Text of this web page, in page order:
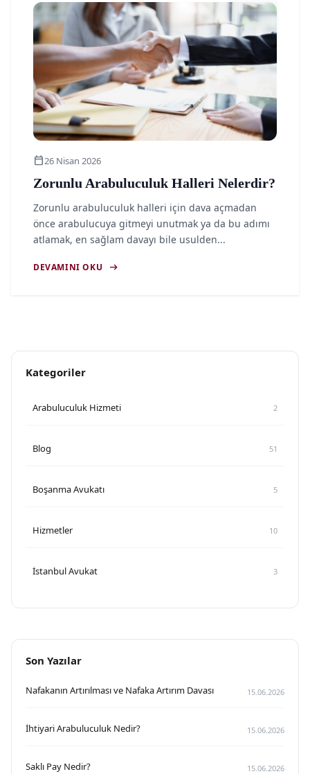
article
calendar_today26 Nisan 2026
Zorunlu Arabuluculuk Halleri Nelerdir?
Zorunlu arabuluculuk halleri için dava açmadan
önce arabulucuya gitmeyi unutmak ya da bu adımı
atlamak, en sağlam davayı bile usulden...
DEVAMINI OKU arrow_right_alt
Kategoriler
Arabuluculuk Hizmeti 2
Blog 51
Boşanma Avukatı 5
Hizmetler 10
İstanbul Avukat 3
Son Yazılar
Nafakanın Artırılması ve Nafaka Artırım Davası 15.06.2026
İhtiyari Arabuluculuk Nedir? 15.06.2026
Saklı Pay Nedir? 15.06.2026